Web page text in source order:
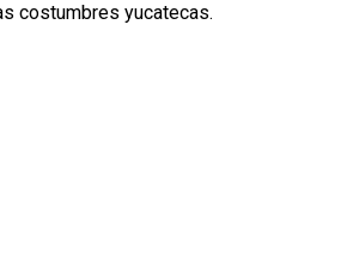
costumbres yucatecas.